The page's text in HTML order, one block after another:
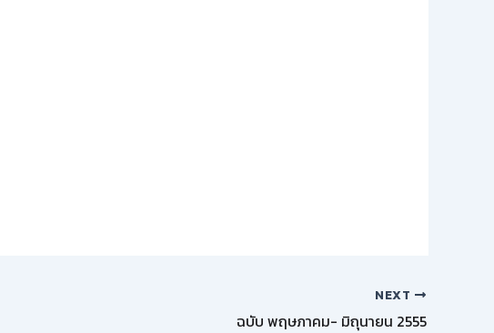
NEXT
ฉบับ พฤษภาคม- มิถุนายน 2555